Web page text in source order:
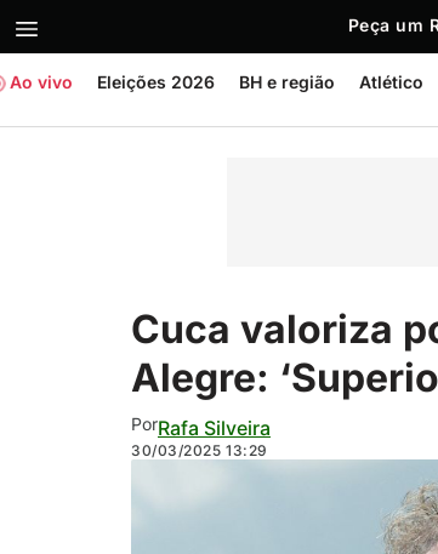
Peça um
Ao vivo Eleições 2026 BH e região Atlético
Cuca valoriza
Alegre:
PorRafa Silveira
30/03/2025 13:29